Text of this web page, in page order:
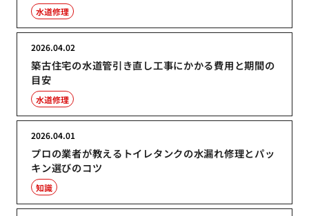
水道修理
築古住宅の水道管引き直し工事にかかる費用と期間の
目安
2026.04.02
水道修理
プロの業者が教えるトイレタンクの水漏れ修理とパッ
キン選びのコツ
2026.04.01
知識